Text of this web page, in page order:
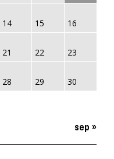
14 15 16
21 22 23
28 29 30
sep »